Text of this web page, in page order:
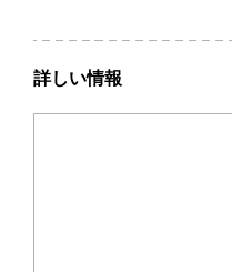
詳しい情報